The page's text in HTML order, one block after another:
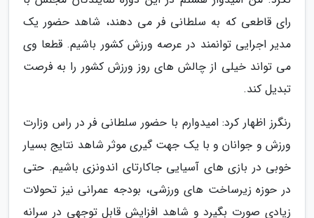
رای قاطعی که به سلطانی فر می دهند، شاهد حضور یک
مدیر اجرایی توانمند در عرصه ورزش کشور باشیم. قطعا وی
می تواند خیلی از چالش های روز ورزش کشور را به فرصت
تبدیل کند.
رنگرز اظهار کرد: امیدوارم با حضور سلطانی فر در راس وزارت
ورزش و جوانان و با یک جهت گیری موثر شاهد نتایج بسیار
خوبی در بازی های آسیایی جاکارتای اندونزی باشیم. حتی
در حوزه زیرساخت های ورزشی، بودجه عمرانی نیز تحولات
زیادی صورت بگیرد و شاهد افزایش قابل توجهی در سرانه